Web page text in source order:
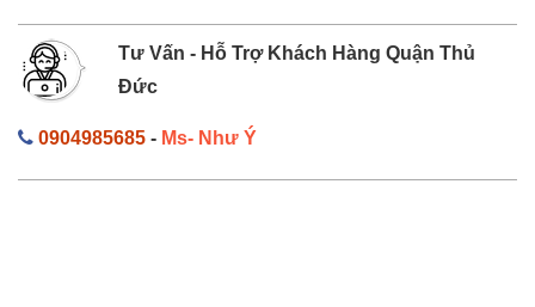
Tư Vấn - Hỗ Trợ Khách Hàng Quận Thủ
Đức
0904985685 - Ms- Như Ý